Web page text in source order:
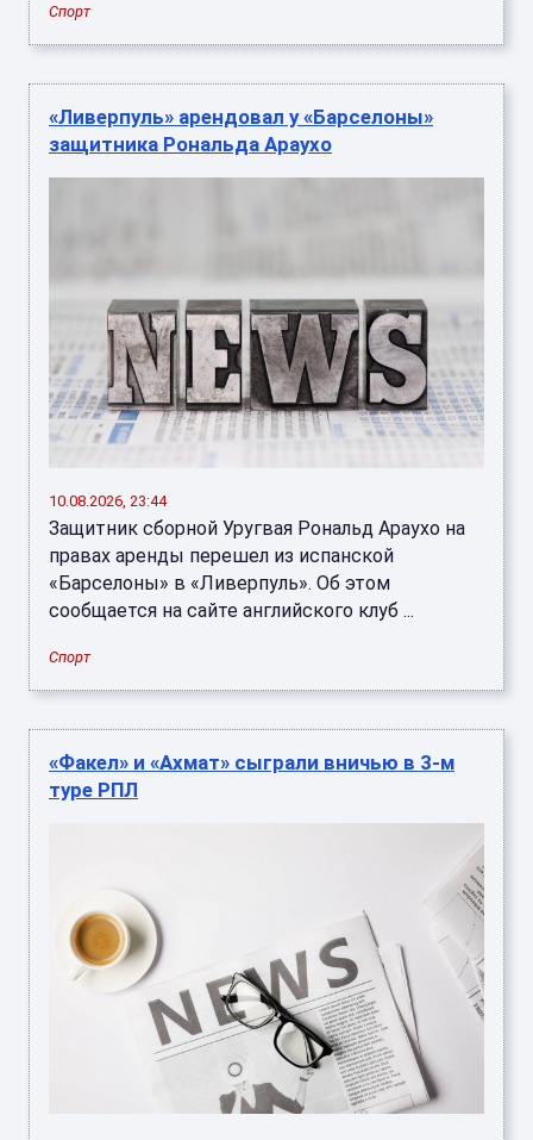
Спорт
«Ливерпуль» арендовал у «Барселоны»
защитника Рональда Араухо
10.08.2026, 23:44
Защитник сборной Уругвая Рональд Араухо на
правах аренды перешел из испанской
«Барселоны» в «Ливерпуль». Об этом
сообщается на сайте английского клуб ...
Спорт
«Факел» и «Ахмат» сыграли вничью в 3-м
туре РПЛ